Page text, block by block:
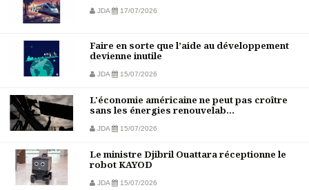
JDA 17/07/2026
Faire en sorte que l’aide au développement
devienne inutile
JDA 15/07/2026
L'économie américaine ne peut pas croître
sans les énergies renouvelab...
JDA 15/07/2026
Le ministre Djibril Ouattara réceptionne le
robot KAYOD
JDA 15/07/2026